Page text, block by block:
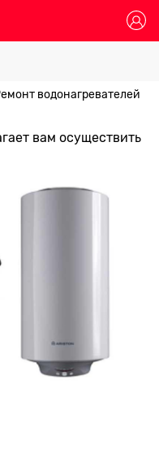
водонагревателей
вам осуществить